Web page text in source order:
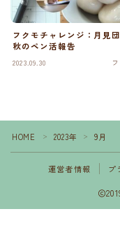
フクモチャレンジ：月見
秋のペン活報告
2023.09.30
HOME ＞ 2023年 ＞ 9月
運営者情報 プ